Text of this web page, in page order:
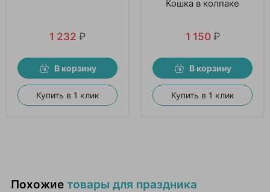
1 232 ₽
В корзину
Купить в 1 клик
Кошка в колпаке
1 150 ₽
В корзину
Купить в 1 клик
Похожие товары для праздника